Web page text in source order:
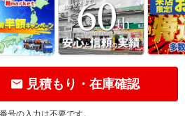
見積もり・在庫確認
号の入力は不要です。